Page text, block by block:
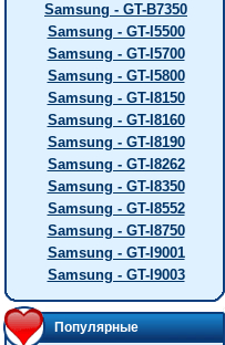
Samsung - GT-B7350
Samsung - GT-I5500
Samsung - GT-I5700
Samsung - GT-I5800
Samsung - GT-I8150
Samsung - GT-I8160
Samsung - GT-I8190
Samsung - GT-I8262
Samsung - GT-I8350
Samsung - GT-I8552
Samsung - GT-I8750
Samsung - GT-I9001
Samsung - GT-I9003
Популярные